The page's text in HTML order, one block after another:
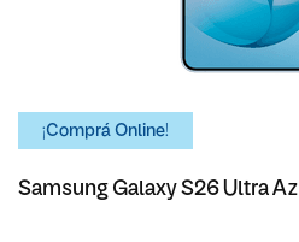
¡Comprá Online!
Samsung Galaxy S26 Ultra